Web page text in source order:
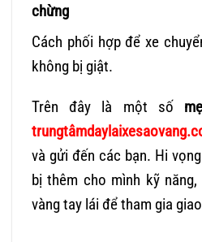
chừng
Cách phối hợp để xe
không bị giật.
Trên đây là một số
và gửi đến các bạn. Hi
bị thêm cho mình kỹ
vàng tay lái để tham gia